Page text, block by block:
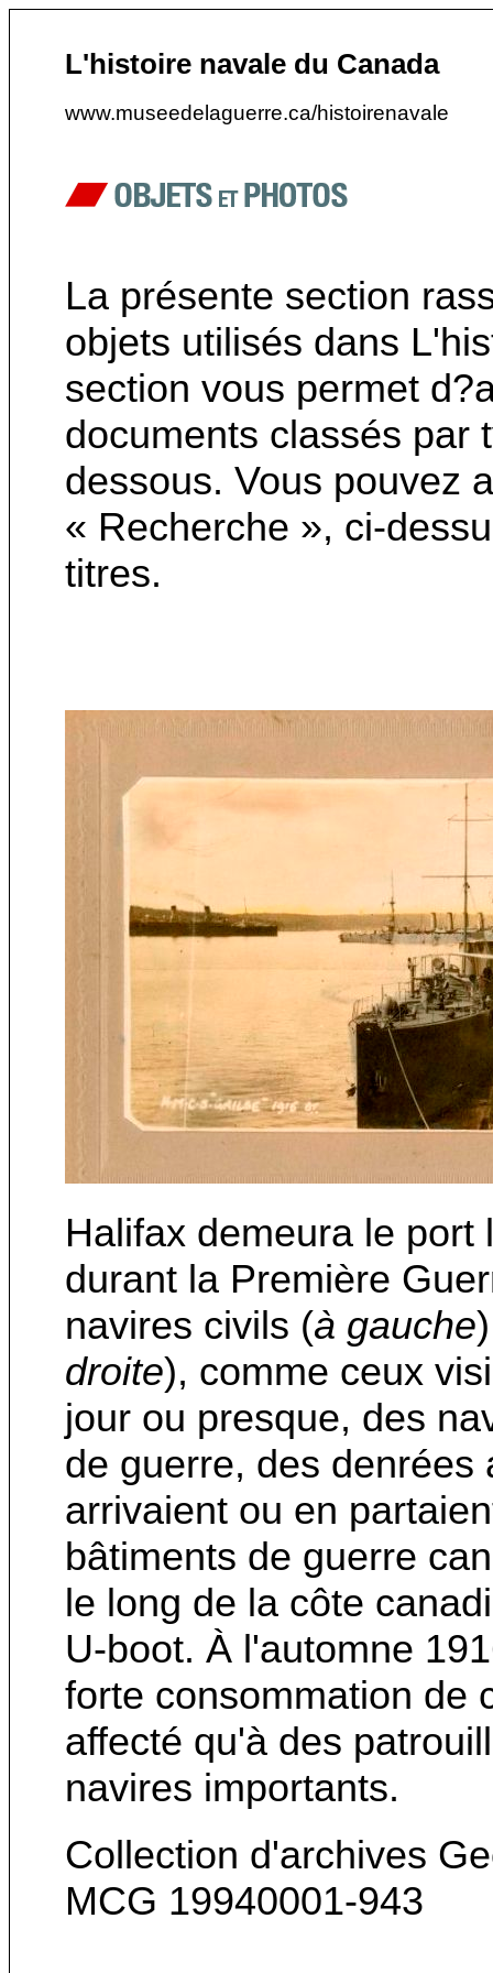
L'histoire navale du Canada
www.museedelaguerre.ca/histoirenavale
La présente section
objets utilisés dans
section vous permet
documents classés par
dessous. Vous pouvez
« Recherche », ci-
titres.
Halifax demeura le
durant la Première
navires civils (à gauche
droite), comme ceux
jour ou presque, des
de guerre, des
arrivaient ou en
bâtiments de guerre
le long de la côte
U-boot. À l'automne
forte consommation de
affecté qu'à des
navires importants.
Collection d'archives
MCG 19940001-943